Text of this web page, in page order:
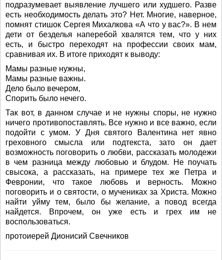
подразумевает выявление лучшего или худшего. Разве
есть необходимость делать это? Нет. Многие, наверное,
помнят стишок Сергея Михалкова «А что у вас?». В нем
дети от безделья наперебой хвалятся тем, что у них
есть, и быстро переходят на профессии своих мам,
сравнивая их. В итоге приходят к выводу:
Мамы разные нужны,
Мамы разные важны.
Дело было вечером,
Спорить было нечего.
Так вот, в данном случае и не нужны споры, не нужно
ничего противопоставлять. Все нужно и все важно, если
подойти с умом. У Дня святого Валентина нет явно
греховного смысла или подтекста, зато он дает
возможность поговорить о любви, рассказать молодежи
в чем разница между любовью и блудом. Не поучать
свысока, а рассказать, на примере тех же Петра и
Февронии, что такое любовь и верность. Можно
поговорить и о святости, о мучениках за Христа. Можно
найти уйму тем, было бы желание, а повод всегда
найдется. Впрочем, он уже есть и грех им не
воспользоваться.
протоиерей Дионисий Свечников